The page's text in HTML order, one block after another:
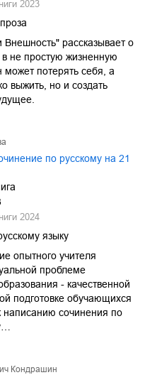
2023
рассказывает о
в не простую жизненную
может потерять себя, а
выжить, но и создать
по русскому на 21
2024
языку
опытного учителя
проблеме
- качественной
подготовке обучающихся
написанию сочинения по
Кондрашин